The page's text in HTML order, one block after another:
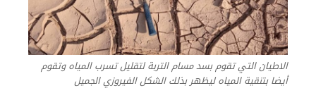
الاطيان التي تقوم بسد مسام التربة لتقليل تسرب المياه وتقوم
أيضا بتنقية المياه ليظهر بذلك الشكل الفيروزي الجميل